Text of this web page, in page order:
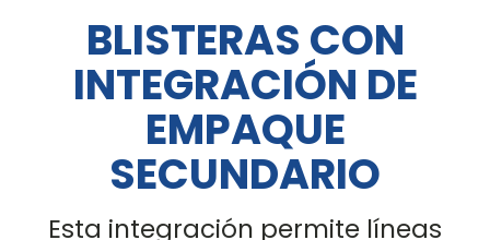
BLISTERAS CON
INTEGRACIÓN DE
EMPAQUE
SECUNDARIO
Esta integración permite líneas